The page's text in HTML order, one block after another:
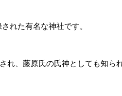
れた有名な神社です。
れ、藤原氏の氏神としても知ら